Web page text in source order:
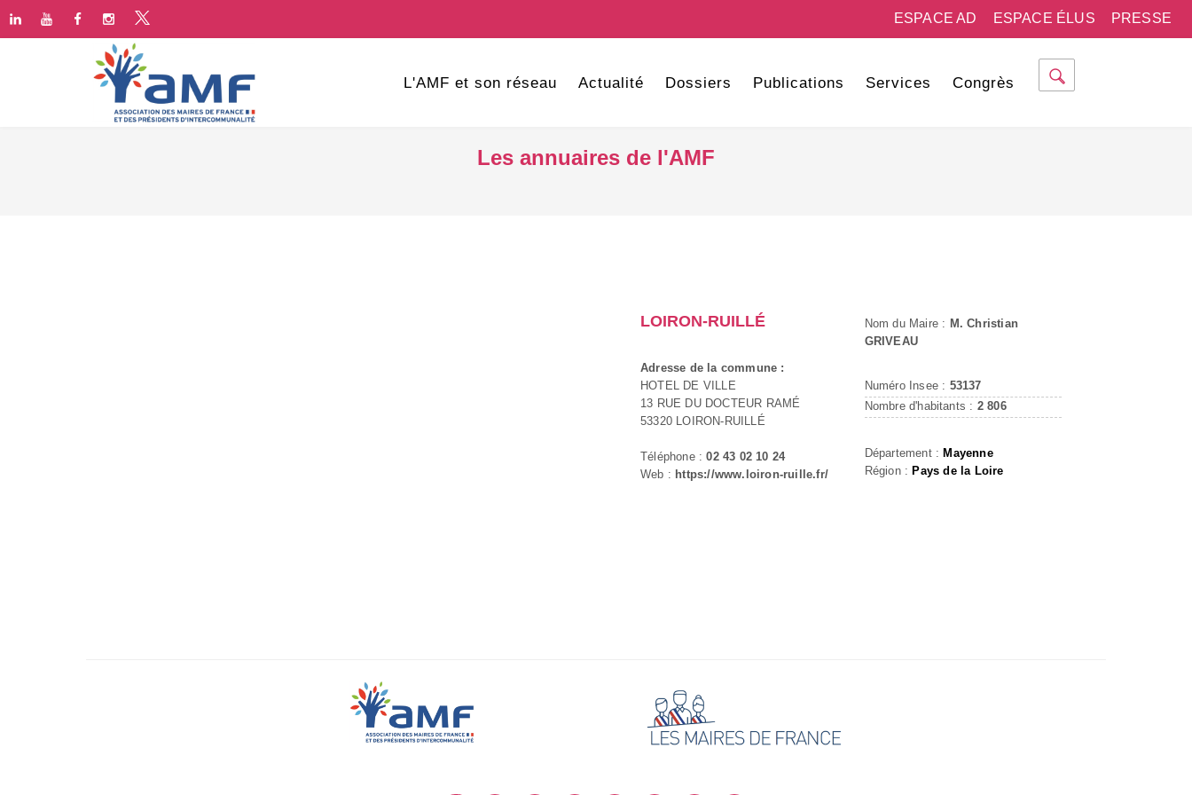
PRESSE
ESPACE ÉLUS
ESPACE AD
L'AMF et son réseau Actualité Dossiers Publications Services Congrès
Les annuaires de l'AMF
LOIRON-RUILLÉ
Adresse de la commune :
HOTEL DE VILLE
13 RUE DU DOCTEUR RAMÉ
53320 LOIRON-RUILLÉ
Téléphone :02 43 02 10 24
Web : https://www.loiron-ruille.fr/
Nom du Maire : M. Christian
GRIVEAU
Numéro Insee : 53137
Nombre d'habitants : 2 806
Département : Mayenne
Région : Pays de la Loire